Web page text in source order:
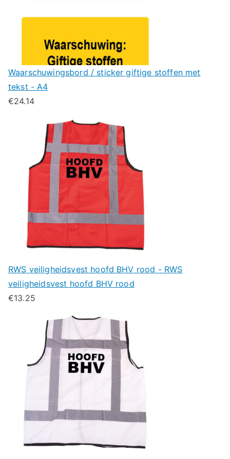
Waarschuwingsbord / sticker giftige stoffen met
tekst - A4
€24.14
RWS veiligheidsvest hoofd BHV rood - RWS
veiligheidsvest hoofd BHV rood
€13.25